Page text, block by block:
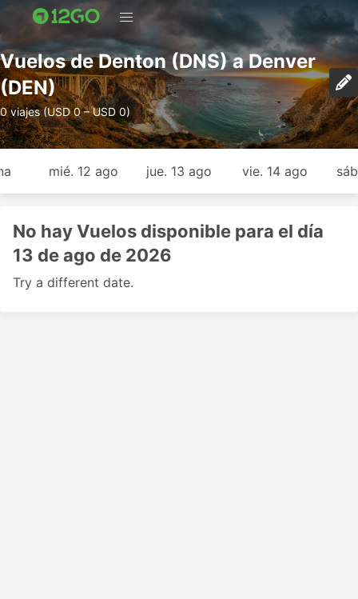
Vuelos de Denton (DNS) a Denver
(DEN)
0 viajes (USD 0 – USD 0)
mié. 12 ago jue. 13 ago vie. 14 ago
No hay Vuelos disponible para el día
13 de ago de 2026
Try a different date.